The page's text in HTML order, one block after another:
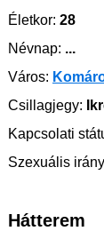
Életkor: 28
Névnap: ...
Város:
Csillagjegy:
Kapcsolati
Szexuális
Hátterem